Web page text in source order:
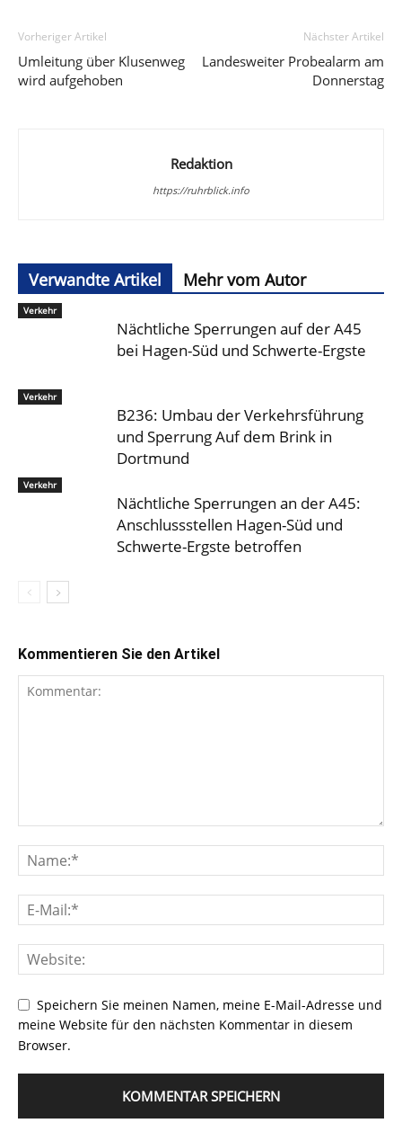
Vorheriger Artikel
Umleitung über Klusenweg
wird aufgehoben
Nächster Artikel
Landesweiter Probealarm am
Donnerstag
Redaktion
https://ruhrblick.info
Verwandte Artikel Mehr vom Autor
Verkehr
Nächtliche Sperrungen auf der A45
bei Hagen-Süd und Schwerte-Ergste
Verkehr
B236: Umbau der Verkehrsführung
und Sperrung Auf dem Brink in
Dortmund
Verkehr
Nächtliche Sperrungen an der A45:
Anschlussstellen Hagen-Süd und
Schwerte-Ergste betroffen
Kommentieren Sie den Artikel
Speichern Sie meinen Namen, meine E-Mail-Adresse und
meine Website für den nächsten Kommentar in diesem
Browser.